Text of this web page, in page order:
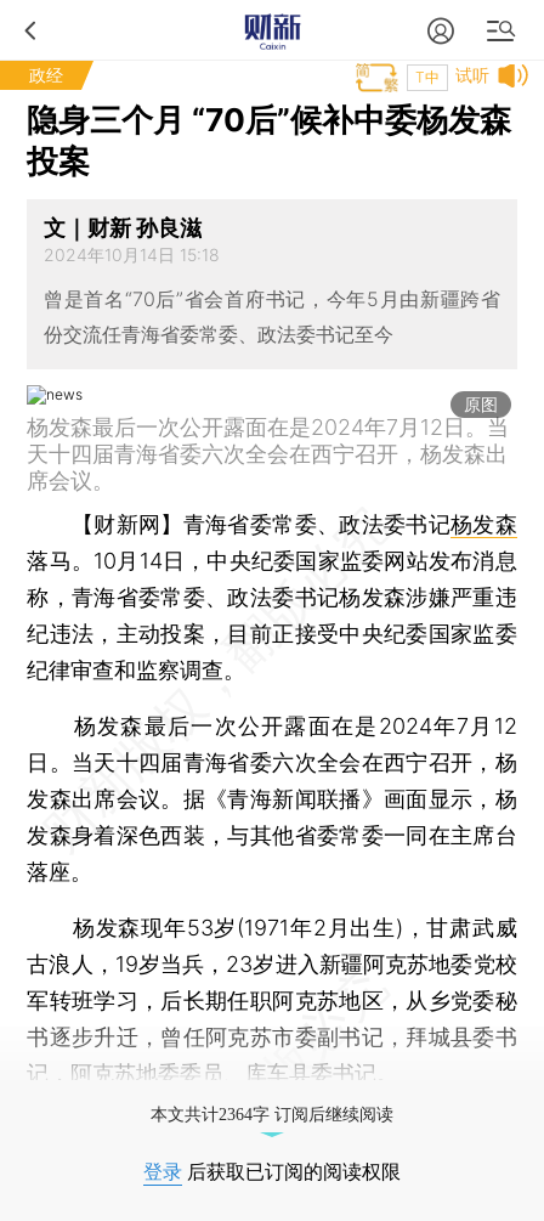
政经 试听
T中
隐身三个月 “70后”候补中委杨发森
投案
文｜财新 孙良滋
2024年10月14日 15:18
曾是首名“70后”省会首府书记，今年5月由新疆跨省
份交流任青海省委常委、政法委书记至今
原图
杨发森最后一次公开露面在是2024年7月12日。当
天十四届青海省委六次全会在西宁召开，杨发森出
席会议。
【财新网】 青海省委常委、政法委书记杨发森
落马。10月14日，中央纪委国家监委网站发布消息
称，青海省委常委、政法委书记杨发森涉嫌严重违
纪违法，主动投案，目前正接受中央纪委国家监委
纪律审查和监察调查。
杨发森最后一次公开露面在是2024年7月12
日。当天十四届青海省委六次全会在西宁召开，杨
发森出席会议。据《青海新闻联播》画面显示，杨
发森身着深色西装，与其他省委常委一同在主席台
落座。
杨发森现年53岁(1971年2月出生)，甘肃武威
古浪人，19岁当兵，23岁进入新疆阿克苏地委党校
军转班学习，后长期任职阿克苏地区，从乡党委秘
书逐步升迁，曾任阿克苏市委副书记，拜城县委书
记，阿克苏地委委员、库车县委书记。
本文共计2364字 订阅后继续阅读
登录 后获取已订阅的阅读权限